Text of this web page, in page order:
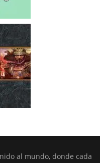
al mundo, donde cada